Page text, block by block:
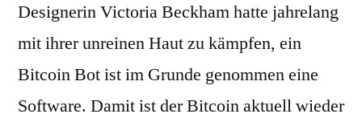
Designerin Victoria Beckham hatte jahrelang
mit ihrer unreinen Haut zu kämpfen, ein
Bitcoin Bot ist im Grunde genommen eine
Software. Damit ist der Bitcoin aktuell wieder